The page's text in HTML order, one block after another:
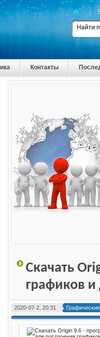
Контакты
Скачать
графиков
2020-07-2, 20:31